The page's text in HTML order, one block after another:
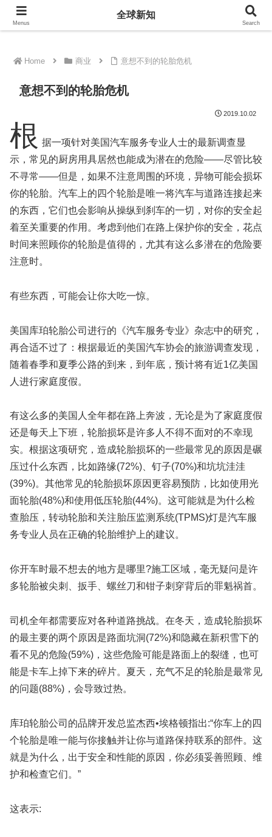
全球新知
Home 商业 意想不到的轮胎危机
意想不到的轮胎危机
2019.10.02
根 据一项针对美国汽车服务专业人士的最新调查显
示，常见的厨房用具居然也能成为潜在的危险——尽管比较
不寻常——但是，如果不注意周围的环境，异物可能会损坏
你的轮胎。汽车上的四个轮胎是唯一将汽车与道路连接起来
的东西，它们也会影响从操纵到刹车的一切，对你的安全起
着至关重要的作用。考虑到他们在路上保护你的安全，花点
时间来照顾你的轮胎是值得的，尤其有这么多潜在的危险要
注意时。
有些东西，可能会让你大吃一惊。
美国库珀轮胎公司进行的《汽车服务专业》杂志中的研究，
再合适不过了：根据最近的美国汽车协会的旅游调查发现，
随着春季和夏季公路的到来，到年底，预计将有近1亿美国
人进行家庭度假。
有这么多的美国人全年都在路上奔波，无论是为了家庭度假
还是每天上下班，轮胎损坏是许多人不得不面对的不幸现
实。根据这项研究，造成轮胎损坏的一些最常见的原因是碾
压过什么东西，比如路缘(72%)、钉子(70%)和坑坑洼洼
(39%)。其他常见的轮胎损坏原因更容易预防，比如使用光
面轮胎(48%)和使用低压轮胎(44%)。这可能就是为什么检
查胎压，转动轮胎和关注胎压监测系统(TPMS)灯是汽车服
务专业人员在正确的轮胎维护上的建议。
你开车时最不想去的地方是哪里?施工区域，毫无疑问是许
多轮胎被尖刺、扳手、螺丝刀和钳子刺穿背后的罪魁祸首。
司机全年都需要应对各种道路挑战。在冬天，造成轮胎损坏
的最主要的两个原因是路面坑洞(72%)和隐藏在新积雪下的
看不见的危险(59%)，这些危险可能是路面上的裂缝，也可
能是卡车上掉下来的碎片。夏天，充气不足的轮胎是最常见
的问题(88%)，会导致过热。
库珀轮胎公司的品牌开发总监杰西•埃格顿指出:“你车上的四
个轮胎是唯一能与你接触并让你与道路保持联系的部件。这
就是为什么，出于安全和性能的原因，你必须妥善照顾、维
护和检查它们。”
这表示:
Menus
全球新知
Search